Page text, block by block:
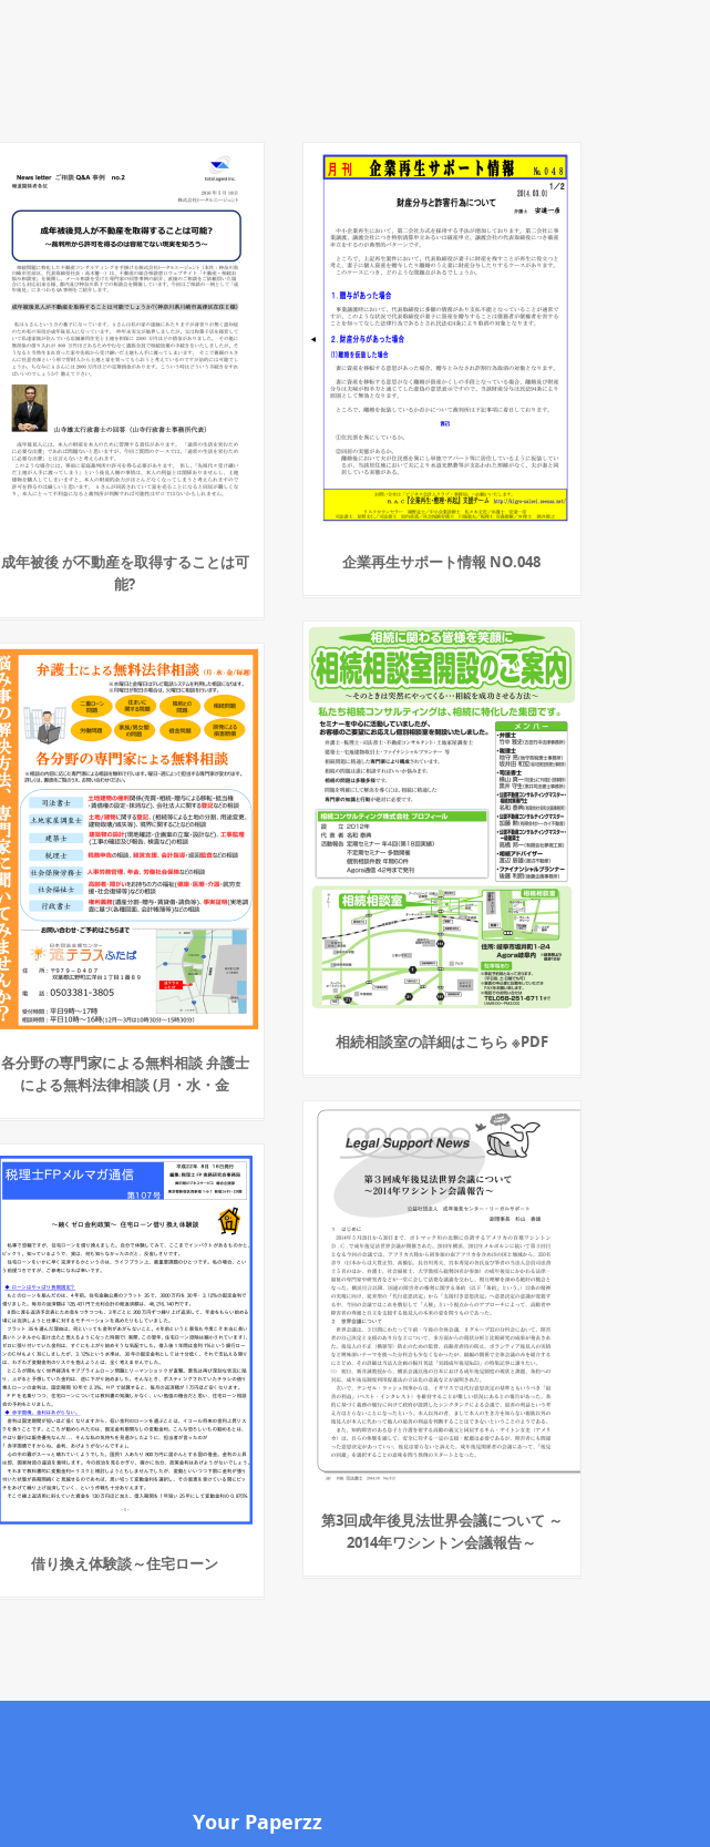
成年被後 が不動産を取得することは可
能?
企業再生サポート情報 NO.048
相続相談室の詳細はこちら ※PDF
各分野の専門家による無料相談 弁護士
による無料法律相談 (月・水・金
第3回成年後見法世界会議について ～
2014年ワシントン会議報告～
借り換え体験談～住宅ローン
Your Paperzz